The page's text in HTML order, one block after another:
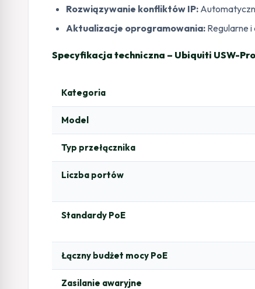
Rozwiązywanie konfliktów IP:
Aktualizacje oprogramowania: Regularne
Specyfikacja techniczna – Ubiquiti USW-
Kategoria
Model
Typ przełącznika
Liczba portów
Standardy PoE
Łączny budżet mocy PoE
Zasilanie awaryjne